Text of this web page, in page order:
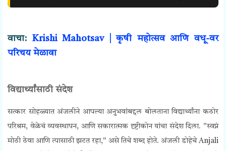
वाचा:
Krishi Mahotsav | कृषी महोत्सव आणि वधू-वर
परिचय मेळावा
विद्यार्थ्यांसाठी संदेश
सत्कार सोहळ्यात अंजलीने आपल्या अनुभवांबद्दल बोलताना विद्यार्थ्यांना कठोर
परिश्रम, वेळेचं व्यवस्थापन, आणि सकारात्मक दृष्टीकोन यांचा संदेश दिला. "स्वप्नं
मोठी ठेवा आणि त्यासाठी झटत रहा," असे तिचे शब्द होते. अंजली डोहेचे Anjali